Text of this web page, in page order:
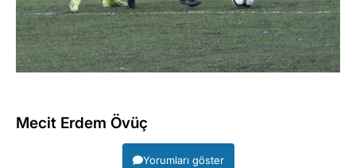
Mecit Erdem Övüç
Yorumları göster